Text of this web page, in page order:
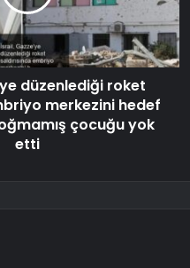
düzenlediği roket
merkezini hedef
çocuğu yok
etti